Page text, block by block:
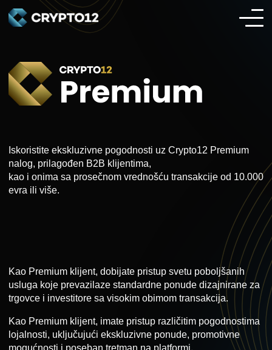
Iskoristite ekskluzivne pogodnosti uz Crypto12 Premium
nalog, prilagođen B2B klijentima,
kao i onima sa prosečnom vrednošću transakcije od 10.000
evra ili više.
Kao Premium klijent, dobijate pristup svetu poboljšanih
usluga koje prevazilaze standardne ponude dizajnirane za
trgovce i investitore sa visokim obimom transakcija.
Kao Premium klijent, imate pristup različitim pogodnostima
lojalnosti, uključujući ekskluzivne ponude, promotivne